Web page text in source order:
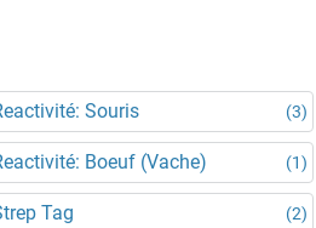
Souris (3)
Boeuf (Vache) (1)
Tag (2)